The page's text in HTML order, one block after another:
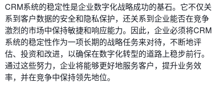
CRM系统的稳定性是企业数字化战略成功的基石。它不仅关
系到客户数据的安全和隐私保护，还关系到企业能否在竞争
激烈的市场中保持敏捷和响应能力。因此，企业必须将CRM
系统的稳定性作为一项长期的战略任务来对待，不断地评
估、投资和改进，以确保在数字化转型的道路上稳步前行。
通过这些努力，企业将能够更好地服务客户，提升业务效
率，并在竞争中保持领先地位。